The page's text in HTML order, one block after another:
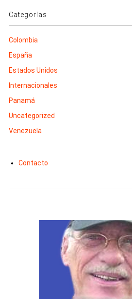
Categorías
Colombia
España
Estados Unidos
Internacionales
Panamá
Uncategorized
Venezuela
Contacto
Manuel Malaver,